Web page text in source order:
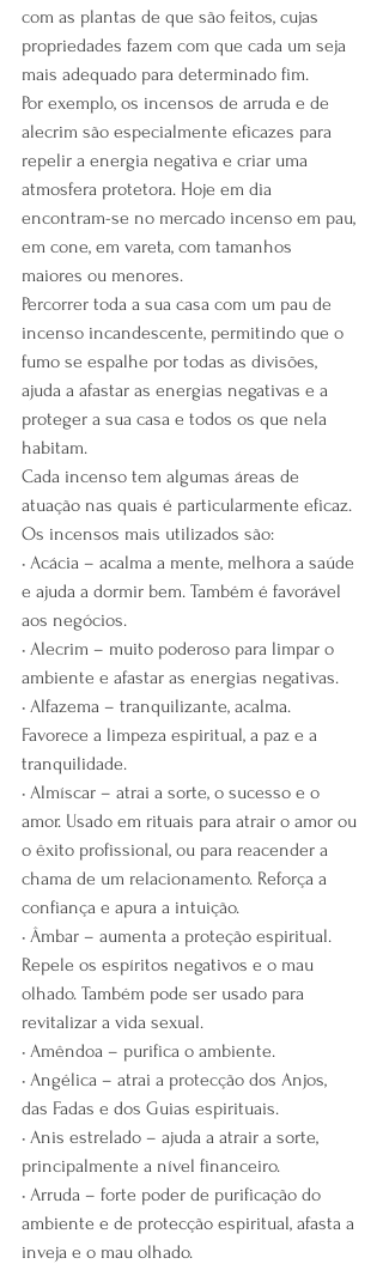
com as plantas de que são feitos, cujas
propriedades fazem com que cada um seja
mais adequado para determinado fim.
Por exemplo, os incensos de arruda e de
alecrim são especialmente eficazes para
repelir a energia negativa e criar uma
atmosfera protetora. Hoje em dia
encontram-se no mercado incenso em pau,
em cone, em vareta, com tamanhos
maiores ou menores.
Percorrer toda a sua casa com um pau de
incenso incandescente, permitindo que o
fumo se espalhe por todas as divisões,
ajuda a afastar as energias negativas e a
proteger a sua casa e todos os que nela
habitam.
Cada incenso tem algumas áreas de
atuação nas quais é particularmente eficaz.
Os incensos mais utilizados são:
• Acácia – acalma a mente, melhora a saúde
e ajuda a dormir bem. Também é favorável
aos negócios.
• Alecrim – muito poderoso para limpar o
ambiente e afastar as energias negativas.
• Alfazema – tranquilizante, acalma.
Favorece a limpeza espiritual, a paz e a
tranquilidade.
• Almíscar – atrai a sorte, o sucesso e o
amor. Usado em rituais para atrair o amor ou
o êxito profissional, ou para reacender a
chama de um relacionamento. Reforça a
confiança e apura a intuição.
• Âmbar – aumenta a proteção espiritual.
Repele os espíritos negativos e o mau
olhado. Também pode ser usado para
revitalizar a vida sexual.
• Amêndoa – purifica o ambiente.
• Angélica – atrai a protecção dos Anjos,
das Fadas e dos Guias espirituais.
• Anis estrelado – ajuda a atrair a sorte,
principalmente a nível financeiro.
• Arruda – forte poder de purificação do
ambiente e de protecção espiritual, afasta a
inveja e o mau olhado.